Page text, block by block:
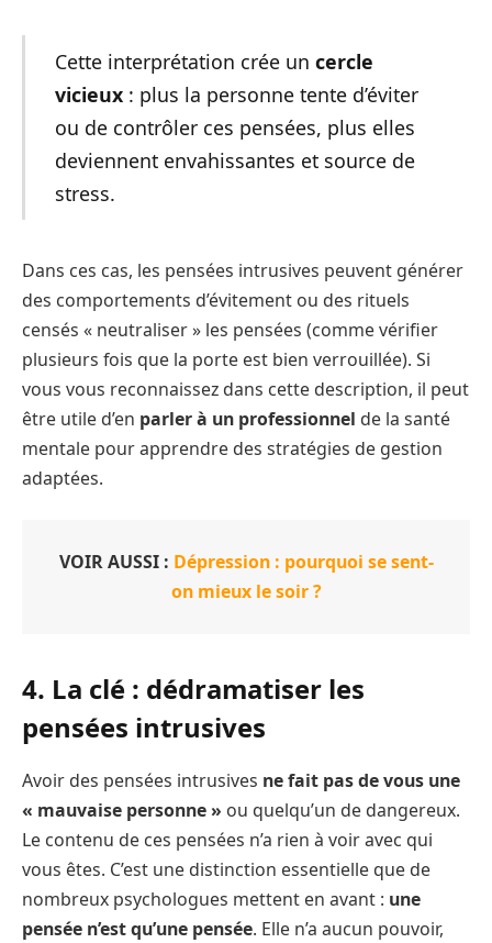
Cette interprétation crée un cercle
vicieux: plus la personne tente d’éviter
ou de contrôler ces pensées, plus elles
deviennent envahissantes et source de
stress​.
Dans ces cas, les pensées intrusives peuvent générer
des comportements d’évitement ou des rituels
censés « neutraliser » les pensées (comme vérifier
plusieurs fois que la porte est bien verrouillée). Si
vous vous reconnaissez dans cette description, il peut
être utile d’en parler à un professionnel de la santé
mentale pour apprendre des stratégies de gestion
adaptées.
VOIR AUSSI : Dépression : pourquoi se sent-
on mieux le soir ?
4. La clé : dédramatiser les
pensées intrusives
Avoir des pensées intrusives ne fait pas de vous une
« mauvaise personne » ou quelqu’un de dangereux.
Le contenu de ces pensées n’a rien à voir avec qui
vous êtes. C’est une distinction essentielle que de
nombreux psychologues mettent en avant : une
pensée n’est qu’une pensée. Elle n’a aucun pouvoir,